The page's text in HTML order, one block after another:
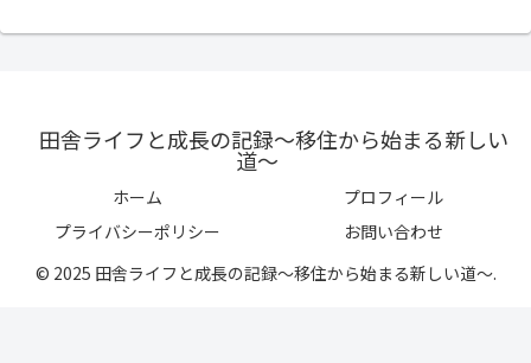
田舎ライフと成長の記録〜移住から始まる新しい
道〜
ホーム
プロフィール
プライバシーポリシー
お問い合わせ
© 2025 田舎ライフと成長の記録〜移住から始まる新しい道〜.